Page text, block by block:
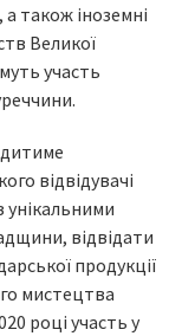
також іноземні
Великої
участь
відвідувачі
відвідати
продукції
мистецтва
році участь у